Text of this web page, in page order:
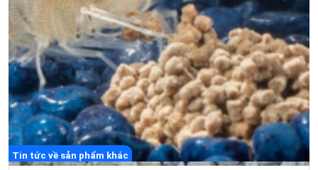
Tin tức về sản phẩm khác